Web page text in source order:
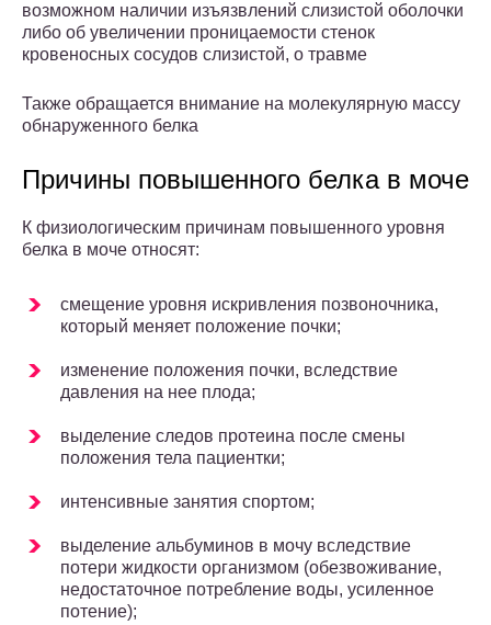
возможном наличии изъязвлений слизистой оболочки
либо об увеличении проницаемости стенок
кровеносных сосудов слизистой, о травме
Также обращается внимание на молекулярную массу
обнаруженного белка
Причины повышенного белка в моче
К физиологическим причинам повышенного уровня
белка в моче относят:
смещение уровня искривления позвоночника,
который меняет положение почки;
изменение положения почки, вследствие
давления на нее плода;
выделение следов протеина после смены
положения тела пациентки;
интенсивные занятия спортом;
выделение альбуминов в мочу вследствие
потери жидкости организмом (обезвоживание,
недостаточное потребление воды, усиленное
потение);